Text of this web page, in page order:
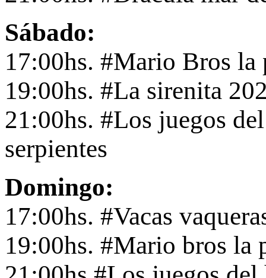
Sábado:
17:00hs. #Mario Bros la
19:00hs. #La sirenita
21:00hs. #Los juegos
serpientes
Domingo:
17:00hs. #Vacas
19:00hs. #Mario bros la